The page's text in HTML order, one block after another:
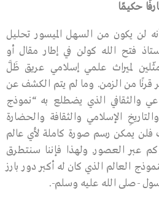
حكيمًا
لن يكون من السهل الميسور تحليل
فتح الله كولن في إطار مقال أو
لميراث علمي إسلامي عريق ظَلَّ
من الزمن. وما لم يتم الكشف عن
والثقافي الذي يضطلع به “نموذج
الإسلامي والثقافة والحضارة
فلن يمكن رسم صورة كاملة لأي عالم
عبر العصور. ولهذا فإننا سنتطرق
العالم الذي كان له أكبر دور بارز
-صلى الله عليه وسلم-.